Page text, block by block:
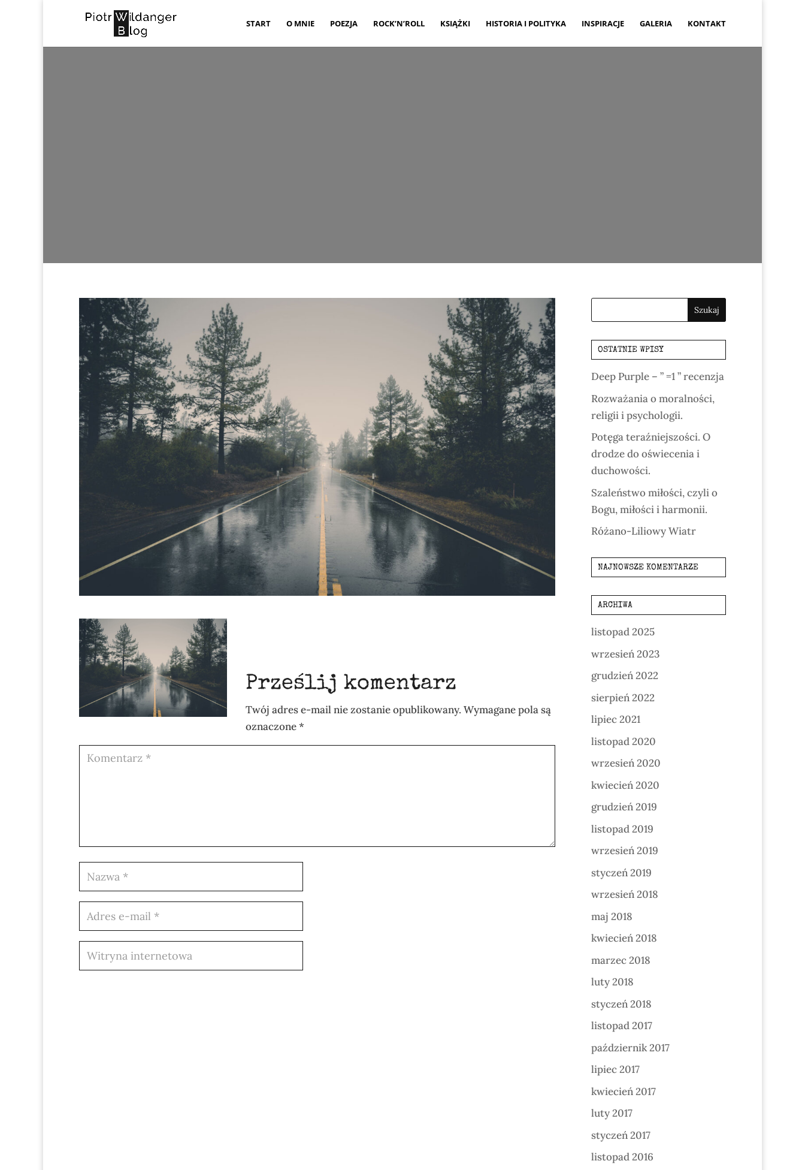
START O MNIE POEZJA ROCK’N’ROLL KSIĄŻKI HISTORIA I POLITYKA INSPIRACJE GALERIA KONTAKT
Prześlij komentarz
Twój adres e-mail nie zostanie opublikowany. Wymagane pola są
oznaczone*
OSTATNIE WPISY
Deep Purple – ” =1 ” recenzja
Rozważania o moralności,
religii i psychologii.
Potęga teraźniejszości. O
drodze do oświecenia i
duchowości.
Szaleństwo miłości, czyli o
Bogu, miłości i harmonii.
Różano-Liliowy Wiatr
NAJNOWSZE KOMENTARZE
ARCHIWA
listopad 2025
wrzesień 2023
grudzień 2022
sierpień 2022
lipiec 2021
listopad 2020
wrzesień 2020
kwiecień 2020
grudzień 2019
listopad 2019
wrzesień 2019
styczeń 2019
wrzesień 2018
maj 2018
kwiecień 2018
marzec 2018
luty 2018
styczeń 2018
listopad 2017
październik 2017
lipiec 2017
kwiecień 2017
luty 2017
styczeń 2017
listopad 2016